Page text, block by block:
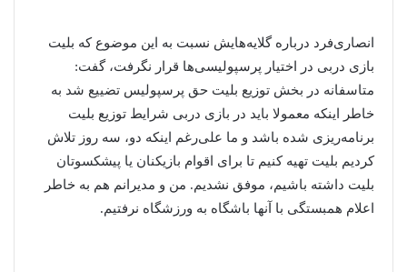
انصاری‌فرد درباره گلایه‌هایش نسبت به این موضوع که بلیت
بازی دربی در اختیار پرسپولیسی‌ها قرار نگرفت، گفت:
متاسفانه در بخش توزیع بلیت حق پرسپولیس تضییع شد به
خاطر اینکه معمولا باید در بازی دربی شرایط توزیع بلیت
برنامه‌ریزی شده باشد و ما علی‌رغم اینکه دو، سه روز تلاش
کردیم بلیت تهیه کنیم تا برای اقوام بازیکنان یا پیشکسوتان
بلیت داشته باشیم، موفق نشدیم. من و مدیرانم هم به خاطر
اعلام همبستگی با آنها باشگاه به ورزشگاه نرفتیم.